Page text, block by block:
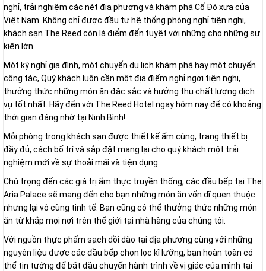
nghỉ, trải nghiệm các nét địa phương và khám phá Cố Đô xưa của
Việt Nam. Không chỉ được đầu tư hệ thống phòng nghỉ tiện nghi,
khách sạn The Reed còn là điểm đến tuyệt vời những cho những sự
kiện lớn.
Một kỳ nghỉ gia đình, một chuyến du lịch khám phá hay một chuyến
công tác, Quý khách luôn cần một địa điểm nghỉ ngơi tiện nghi,
thưởng thức những món ăn đặc sắc và hưởng thụ chất lượng dịch
vụ tốt nhất. Hãy đến với The Reed Hotel ngay hôm nay để có khoảng
thời gian đáng nhớ tại Ninh Bình!
Mỗi phòng trong khách sạn được thiết kế ấm cúng, trang thiết bị
đầy đủ, cách bố trí và sắp đặt mang lại cho quý khách một trải
nghiệm mới về sự thoải mái và tiện dụng.
Chú trọng đến các giá trị ẩm thực truyền thống, các đầu bếp tại The
Aria Palace sẽ mang đến cho bạn những món ăn vốn dĩ quen thuộc
nhưng lại vô cùng tinh tế. Bạn cũng có thể thưởng thức những món
ăn từ khắp mọi nơi trên thế giới tại nhà hàng của chúng tôi.
Với nguồn thực phẩm sạch dồi dào tại địa phương cùng với những
nguyên liệu được các đầu bếp chọn lọc kĩ lưỡng, bạn hoàn toàn có
thể tin tưởng để bắt đầu chuyến hành trình về vị giác của mình tại